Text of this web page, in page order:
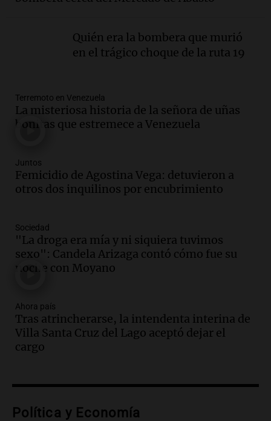
Audiencia por tragedia vial en
Altas Cumbres: peritos analizan
Episodios
Audio.Solicitan quiebra de Lebron
Group en medio de una investigación
Panorama Federal
Episodios
Audio.Detienen a pareja en Alderete por
mediante delivery
Panorama Federal
Episodios
Audio. El alzobispo García Cueva llama a
Panorama Federal
Episodios
Audio.La inflación en Buenos Aires
alcanza el 2,9% en julio, generando
Audio.Descuentos de hasta 700.000
Quién era la bombera que murió
en el trágico choque de la ruta 19
Terremoto en Venezuela
La misteriosa historia de la señora de uñas
bonitas que estremece a Venezuela
Juntos
Femicidio de Agostina Vega: detuvieron a
otros dos inquilinos por encubrimiento
Sociedad
"La droga era mía y ni siquiera tuvimos
sexo": Candela Arizaga contó cómo fue su
noche con Moyano
Ahora país
Tras atrincherarse, la intendenta interina de
Villa Santa Cruz del Lago aceptó dejar el
cargo
Política y Economía